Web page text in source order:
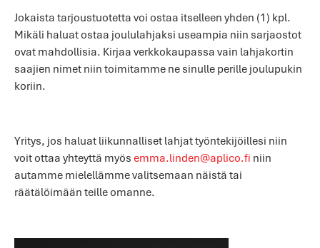
Jokaista tarjoustuotetta voi ostaa itselleen yhden (1) kpl.
Mikäli haluat ostaa joululahjaksi useampia niin sarjaostot
ovat mahdollisia. Kirjaa verkkokaupassa vain lahjakortin
saajien nimet niin toimitamme ne sinulle perille joulupukin
koriin.
Yritys, jos haluat liikunnalliset lahjat työntekijöillesi niin
voit ottaa yhteyttä myös emma.linden@aplico.fi niin
autamme mielellämme valitsemaan näistä tai
räätälöimään teille omanne.